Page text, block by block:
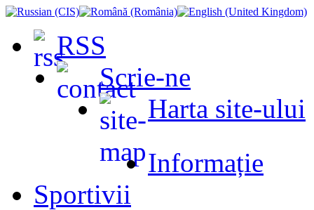
RSS
Scrie-ne
Harta site-ului
Informație
Sportivii